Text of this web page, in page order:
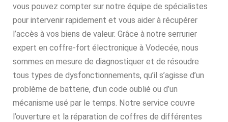
vous pouvez compter sur notre équipe de spécialistes
pour intervenir rapidement et vous aider à récupérer
l’accès à vos biens de valeur. Grâce à notre serrurier
expert en coffre-fort électronique à Vodecée, nous
sommes en mesure de diagnostiquer et de résoudre
tous types de dysfonctionnements, qu’il s’agisse d’un
problème de batterie, d’un code oublié ou d’un
mécanisme usé par le temps. Notre service couvre
l’ouverture et la réparation de coffres de différentes